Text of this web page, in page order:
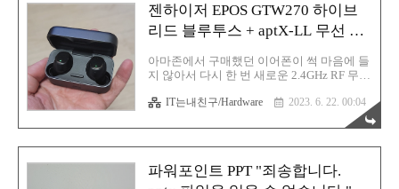
국 몇 개의 제품을 추가 구매하고 말았습니
다. 궁금한건 못 참는 성격 때문에 어쩔 수 없
었습니다. 부디 이런 저를 용서하길 바라며...
(누구로부터?) 먼저 블루투스 이어폰 본체
20.48US $ 40% OFF|Headphone Bluetooth
Cable | Aptx Hd Bluetooth Cable | Aptx
Adaptive Cable - Blueto..
젠하이저 EPOS GTW270 하이브
리드 블루투스 + aptX-LL 무선 이
아마존에서 구매했던 이어폰이 썩 마음에 들
지 않아서 다시 한 번 새로운 2.4GHz RF 무선
제품을 발견하였죠. 발매 시기는 꽤 지났지
만 아직도 비싼 가격에 판매되고 있는 이어
폰 제품입니다. 젠하이저라는 회사에서 발매
한 EPOS GTW270 하이브리드 TWS 블루투
글이에 aptX-LL 코덱이 내장되어 있다는 것
IT는내친구/Hardware 2023. 6. 22. 00:04
파워포인트 PPT "죄송합니다.